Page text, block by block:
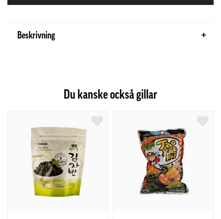
Beskrivning
Du kanske också gillar